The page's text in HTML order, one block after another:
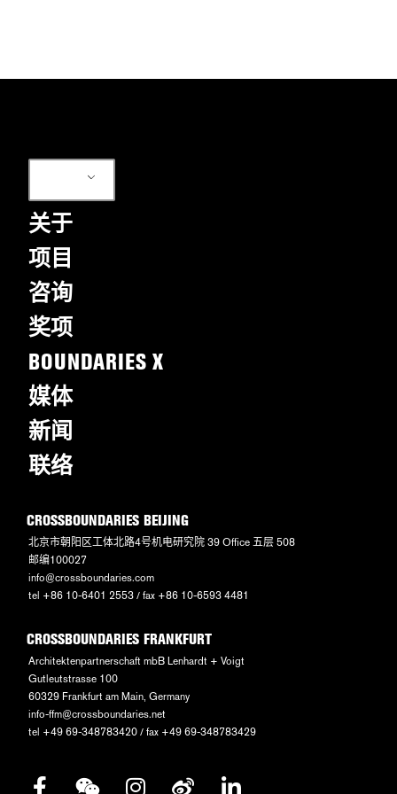
关于
项目
咨询
奖项
BOUNDARIES X
媒体
新闻
联络
CROSSBOUNDARIES BEIJING
北京市朝阳区工体北路4号机电研究院 39 Office 五层 508
邮编100027
info@crossboundaries.com
tel +86 10-6401 2553 / fax +86 10-6593 4481
CROSSBOUNDARIES FRANKFURT
Architektenpartnerschaft mbB Lenhardt + Voigt
Gutleutstrasse 100
60329 Frankfurt am Main, Germany
info-ffm@crossboundaries.net
tel +49 69-348783420 / fax +49 69-348783429